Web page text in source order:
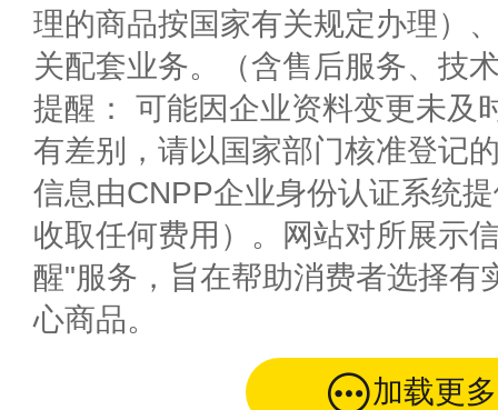
理的商品按国家有关规定办理）
关配套业务。（含售后服务、技
提醒： 可能因企业资料变更未及
有差别，请以国家部门核准登记
信息由CNPP企业身份认证系统
收取任何费用）。网站对所展示
醒"服务，旨在帮助消费者选择有
心商品。
加载更多